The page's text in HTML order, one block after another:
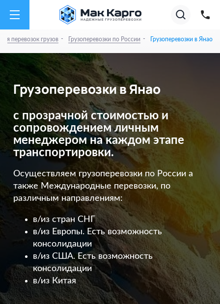
01.08.26
на
Август
Супер тарифы на
✕
перевозок грузов - Грузоперевозки по России - Грузоперевозки в Янао
Грузоперевозки в Янао
с прозрачной стоимостью и
сопровождением личным
менеджером на каждом этапе
транспортировки.
Осуществляем грузоперевозки по России а
также Международные перевозки, по
различным направлениям:
в/из стран СНГ
в/из Европы. Есть возможность
консолидации
в/из США. Есть возможность
консолидации
в/из Китая